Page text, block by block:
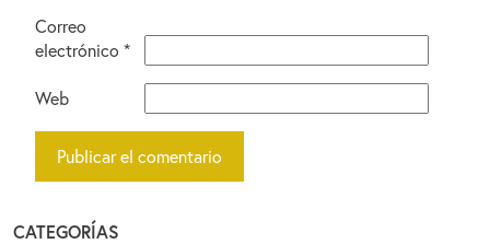
Correo
electrónico *
Web
CATEGORÍAS